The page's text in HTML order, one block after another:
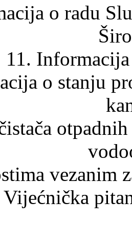
o radu
11.
o stanju
vezanim
Vijećnička